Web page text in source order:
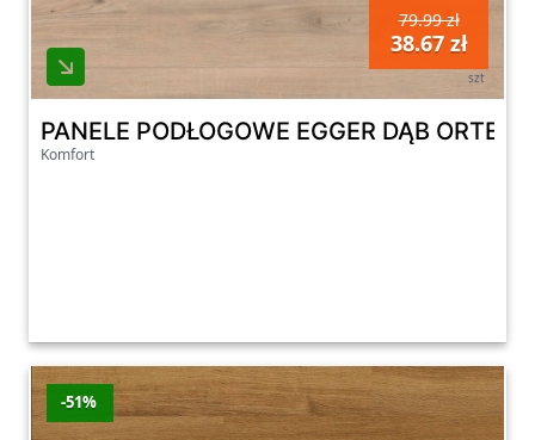
79.99 zł
38.67 zł
szt
PANELE PODŁOGOWE EGGER DĄB
Komfort
-51%